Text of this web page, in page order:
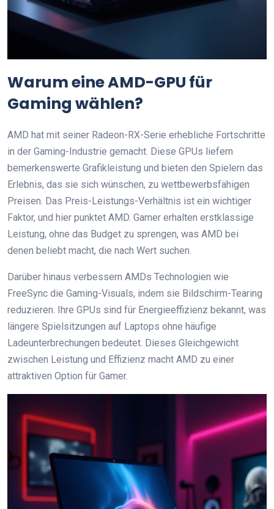
Warum eine AMD-GPU für
Gaming wählen?
AMD hat mit seiner Radeon-RX-Serie erhebliche Fortschritte
in der Gaming-Industrie gemacht. Diese GPUs liefern
bemerkenswerte Grafikleistung und bieten den Spielern das
Erlebnis, das sie sich wünschen, zu wettbewerbsfähigen
Preisen. Das Preis-Leistungs-Verhältnis ist ein wichtiger
Faktor, und hier punktet AMD. Gamer erhalten erstklassige
Leistung, ohne das Budget zu sprengen, was AMD bei
denen beliebt macht, die nach Wert suchen.
Darüber hinaus verbessern AMDs Technologien wie
FreeSync die Gaming-Visuals, indem sie Bildschirm-Tearing
reduzieren. Ihre GPUs sind für Energieeffizienz bekannt, was
längere Spielsitzungen auf Laptops ohne häufige
Ladeunterbrechungen bedeutet. Dieses Gleichgewicht
zwischen Leistung und Effizienz macht AMD zu einer
attraktiven Option für Gamer.